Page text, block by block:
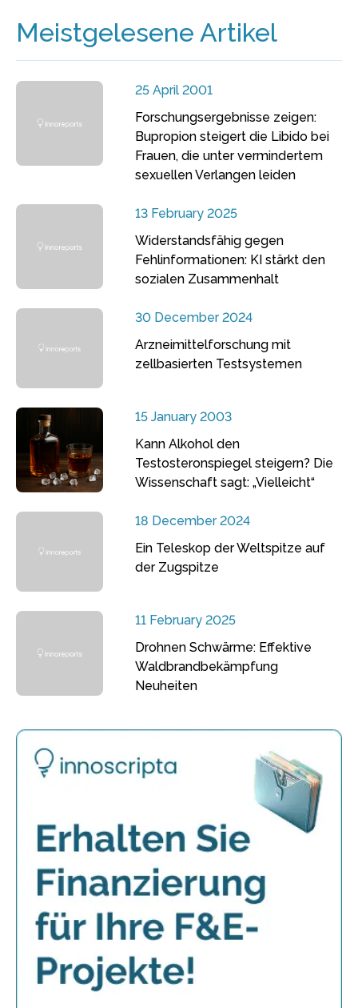
Meistgelesene Artikel
25 April 2001
Forschungsergebnisse zeigen:
Bupropion steigert die Libido bei
Frauen, die unter vermindertem
sexuellen Verlangen leiden
13 February 2025
Widerstandsfähig gegen
Fehlinformationen: KI stärkt den
sozialen Zusammenhalt
30 December 2024
Arzneimittelforschung mit
zellbasierten Testsystemen
15 January 2003
Kann Alkohol den
Testosteronspiegel steigern? Die
Wissenschaft sagt: „Vielleicht“
18 December 2024
Ein Teleskop der Weltspitze auf
der Zugspitze
11 February 2025
Drohnen Schwärme: Effektive
Waldbrandbekämpfung
Neuheiten